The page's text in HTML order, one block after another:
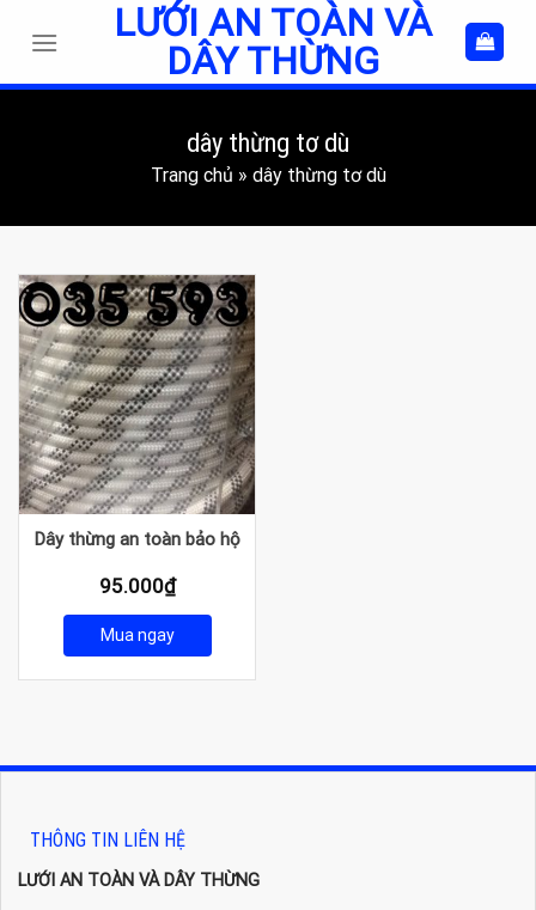
LƯỚI AN TOÀN VÀ
DÂY THỪNG
dây thừng tơ dù
Trang chủ » dây thừng tơ dù
Dây thừng an toàn bảo hộ
95.000₫
Mua ngay
THÔNG TIN LIÊN HỆ
LƯỚI AN TOÀN VÀ DÂY THỪNG